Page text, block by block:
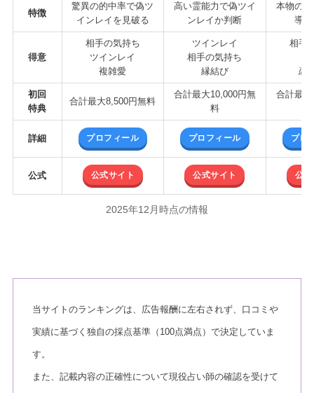
特徴
驚異の的中率で偽ツ
インレイを見破る
高い霊能力で偽ツイ
ンレイか判断
本物の
導
得意
相手の気持ち
ツインレイ
複雑愛
ツインレイ
相手の気持ち
縁結び
相手
恋
初回
特典
合計最大8,500円無料
合計最大10,000円無
料
合計最
詳細 プロフィール プロフィール プロ
公式 公式サイト 公式サイト 公
2025年12月時点の情報
当サイトのランキングは、広告報酬に左右されず、口コミや
実績に基づく独自の採点基準（100点満点）で決定していま
す。
また、記載内容の正確性について現役占い師の確認を受けて